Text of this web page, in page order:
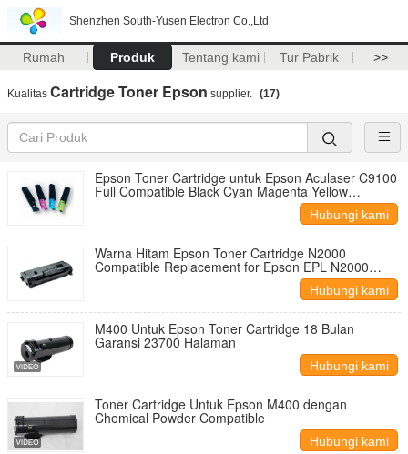
Shenzhen South-Yusen Electron Co.,Ltd
Rumah Produk Tentang kami Tur Pabrik >>
Kualitas Cartridge Toner Epson supplier. (17)
Epson Toner Cartridge untuk Epson Aculaser C9100
Full Compatible Black Cyan Magenta Yellow
Cartridge dengan 12000 Page Yield
Hubungi kami
Warna Hitam Epson Toner Cartridge N2000
Compatible Replacement for Epson EPL N2000
Printer 1000 Page Yield ISO Certified
Hubungi kami
M400 Untuk Epson Toner Cartridge 18 Bulan
Garansi 23700 Halaman
Hubungi kami
Toner Cartridge Untuk Epson M400 dengan
Chemical Powder Compatible
Hubungi kami